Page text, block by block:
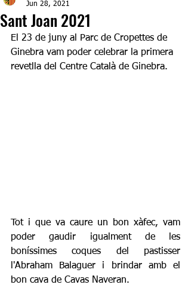
Sant Joan 2021
Jun 28, 2021
El 23 de juny al Parc de Cropettes de
Ginebra vam poder celebrar la primera
revetlla del Centre Català de Ginebra.
Tot i que va caure un bon xàfec, vam
poder gaudir igualment de les
boníssimes coques del pastisser
l'Abraham Balaguer i brindar amb el
bon cava de Cavas Naveran.